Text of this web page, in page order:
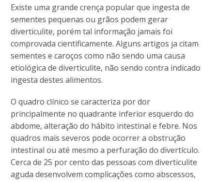
Existe uma grande crença popular que ingesta de
sementes pequenas ou grãos podem gerar
diverticulite, porém tal informação jamais foi
comprovada cientificamente. Alguns artigos ja citam
sementes e caroços como não sendo uma causa
etiológica de diverticulite, não sendo contra indicado
ingesta destes alimentos.
O quadro clínico se caracteriza por dor
principalmente no quadrante inferior esquerdo do
abdome, alteração do hábito intestinal e febre. Nos
quadros mais severos pode ocorrer a obstrução
intestinal ou até mesmo a perfuração do divertículo.
Cerca de 25 por cento das pessoas com diverticulite
aguda desenvolvem complicações como abscessos,